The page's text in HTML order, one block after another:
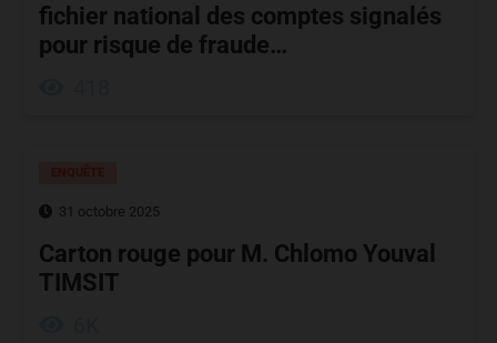
fichier national des comptes signalés
pour risque de fraude…
31 octobre 2025
Carton rouge pour M. Chlomo Youval
TIMSIT